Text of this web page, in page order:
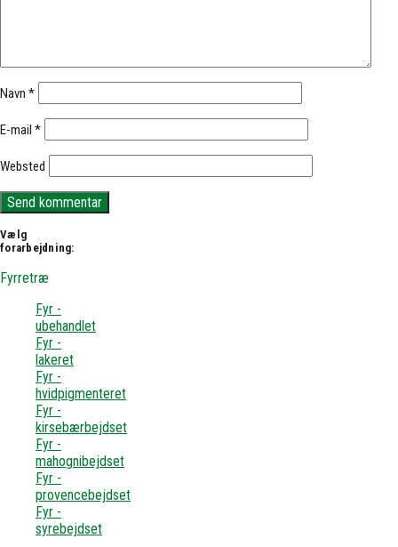
Navn *
E-mail *
Websted
Vælg
forarbejdning:
Fyrretræ
Fyr -
ubehandlet
Fyr -
lakeret
Fyr -
hvidpigmenteret
Fyr -
kirsebærbejdset
Fyr -
mahognibejdset
Fyr -
provencebejdset
Fyr -
syrebejdset